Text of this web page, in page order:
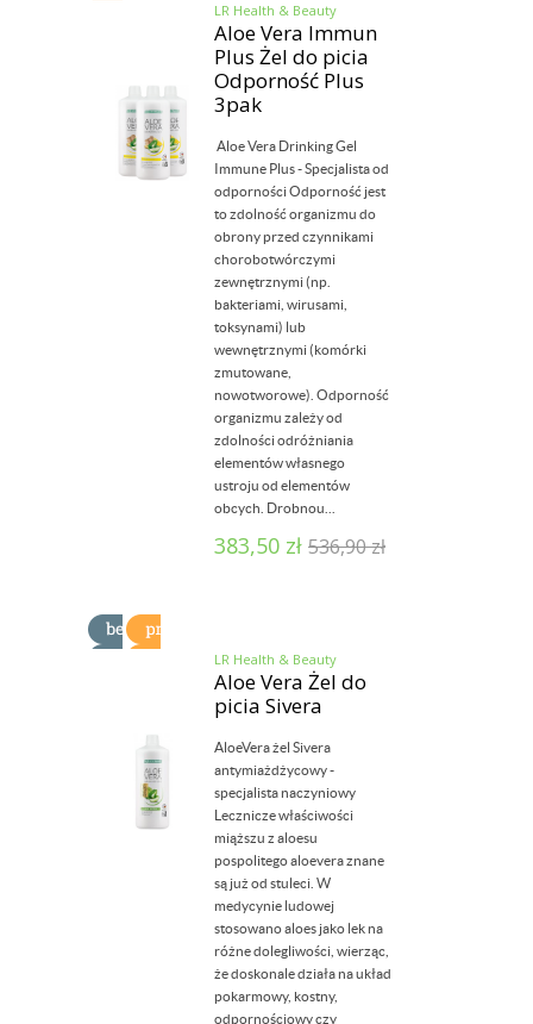
LR Health & Beauty
Aloe Vera Immun
Plus Żel do picia
Odporność Plus
3pak
Aloe Vera Drinking Gel
Immune Plus - Specjalista od
odporności Odporność jest
to zdolność organizmu do
obrony przed czynnikami
chorobotwórczymi
zewnętrznymi (np.
bakteriami, wirusami,
toksynami) lub
wewnętrznymi (komórki
zmutowane,
nowotworowe). Odporność
organizmu zależy od
zdolności odróżniania
elementów własnego
ustroju od elementów
obcych. Drobnou...
383,50 zł 536,90zł
LR Health & Beauty
Aloe Vera Żel do
picia Sivera
AloeVera żel Sivera
antymiażdżycowy -
specjalista naczyniowy
Lecznicze właściwości
miąższu z aloesu
pospolitego aloevera znane
są już od stuleci. W
medycynie ludowej
stosowano aloes jako lek na
różne dolegliwości, wierząc,
że doskonale działa na układ
pokarmowy, kostny,
odpornościowy czy